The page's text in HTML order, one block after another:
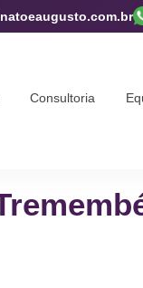
Consultoria